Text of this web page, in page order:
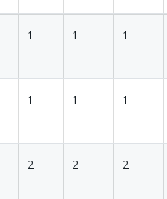
1 1 1
1 1 1
2 2 2